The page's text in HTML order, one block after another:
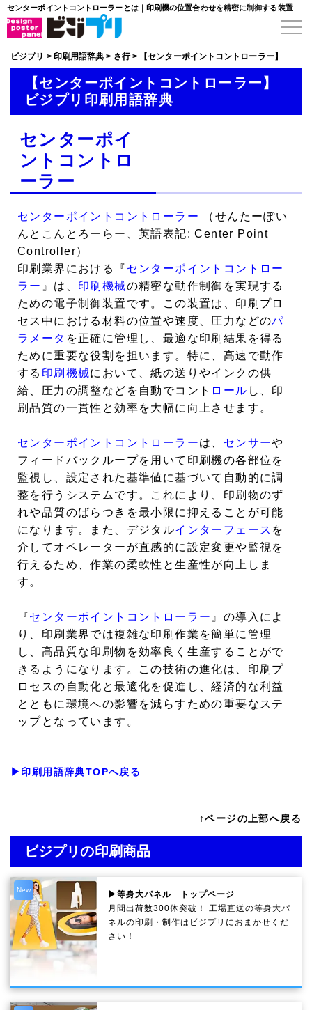
センターポイントコントローラーとは｜印刷機の位置合わせを精密に制御する装置
ビジプリ > 印刷用語辞典 > さ行> 【センターポイントコントローラー】
【センターポイントコントローラー】
ビジプリ印刷用語辞典
センターポイ
ントコントロ
ーラー
センターポイントコントローラー
（せんたーぽい
んとこんとろーらー、英語表記: Center Point
Controller）
印刷業界における『 センターポイントコントロー
ラー 』は、 印刷機械の精密な動作制御を実現する
ための電子制御装置です。この装置は、印刷プロ
セス中における材料の位置や速度、圧力などのパ
ラメータ を正確に管理し、最適な印刷結果を得る
ために重要な役割を担います。特に、高速で動作
する 印刷機械において、紙の送りやインクの供
給、圧力の調整などを自動でコント ロール し、印
刷品質の一貫性と効率を大幅に向上させます。
センターポイントコントローラーは、 センサーや
フィードバックループを用いて印刷機の各部位を
監視し、設定された基準値に基づいて自動的に調
整を行うシステムです。これにより、印刷物のず
れや品質のばらつきを最小限に抑えることが可能
になります。また、デジタルインターフェース を
介してオペレーターが直感的に設定変更や監視を
行えるため、作業の柔軟性と生産性が向上しま
す。
『センターポイントコントローラー 』の導入によ
り、印刷業界では複雑な印刷作業を簡単に管理
し、高品質な印刷物を効率良く生産することがで
きるようになります。この技術の進化は、印刷プ
ロセスの自動化と最適化を促進し、経済的な利益
とともに環境への影響を減らすための重要なステ
ップとなっています。
▶印刷用語辞典TOPへ戻る
↑ページの上部へ戻る
ビジプリの印刷商品
New
▶等身大パネル トップページ
月間出荷数300体突破！ 工場直送の等身大パ
ネルの印刷・制作は ビジプリ におまかせくだ
さい！